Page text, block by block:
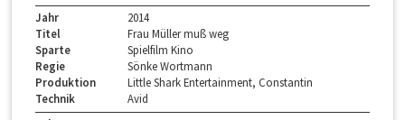
Jahr
2014
Titel
Frau Müller muß weg
Sparte
Spielfilm Kino
Regie
Sönke Wortmann
Produktion
Little Shark Entertainment, Constantin
Technik
Avid